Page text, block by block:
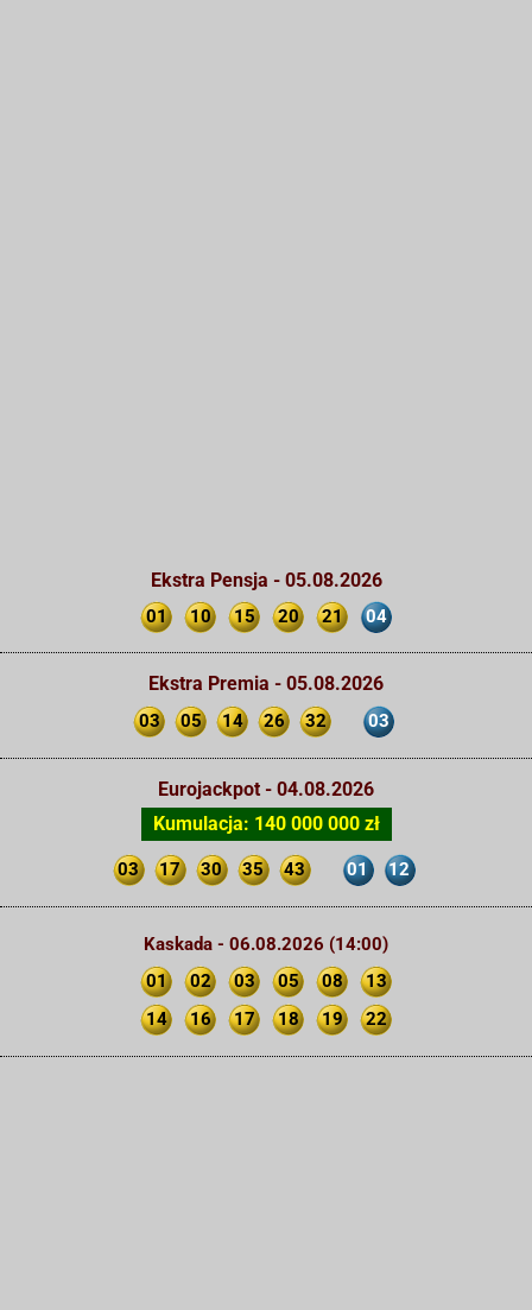
Ekstra Pensja - 05.08.2026
01 10 15 20 21 04
Ekstra Premia - 05.08.2026
03 05 14 26 32 03
Eurojackpot - 04.08.2026
Kumulacja: 140 000 000 zł
03 17 30 35 43 01 12
Kaskada - 06.08.2026 (14:00)
01
02 03 05 08
13
14
16 17 18 19 22